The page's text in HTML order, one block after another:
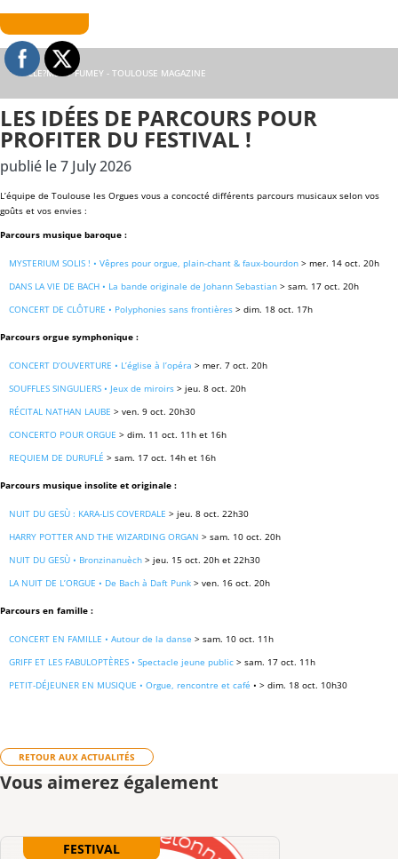
© CLE?MENT FUMEY - TOULOUSE MAGAZINE
LES IDÉES DE PARCOURS POUR
PROFITER DU FESTIVAL !
publié le 7 July 2026
L’équipe de Toulouse les Orgues vous a concocté différents parcours musicaux selon vos
goûts et vos envies :
Parcours musique baroque :
MYSTERIUM SOLIS ! • Vêpres pour orgue, plain-chant & faux-bourdon > mer. 14 oct. 20h
DANS LA VIE DE BACH • La bande originale de Johann Sebastian > sam. 17 oct. 20h
CONCERT DE CLÔTURE • Polyphonies sans frontières > dim. 18 oct. 17h
Parcours orgue symphonique :
CONCERT D’OUVERTURE • L’église à l’opéra > mer. 7 oct. 20h
SOUFFLES SINGULIERS • Jeux de miroirs > jeu. 8 oct. 20h
RÉCITAL NATHAN LAUBE > ven. 9 oct. 20h30
CONCERTO POUR ORGUE > dim. 11 oct. 11h et 16h
REQUIEM DE DURUFLÉ > sam. 17 oct. 14h et 16h
Parcours musique insolite et originale :
NUIT DU GESÙ : KARA-LIS COVERDALE > jeu. 8 oct. 22h30
HARRY POTTER AND THE WIZARDING ORGAN > sam. 10 oct. 20h
NUIT DU GESÙ • Bronzinanuèch > jeu. 15 oct. 20h et 22h30
LA NUIT DE L’ORGUE • De Bach à Daft Punk > ven. 16 oct. 20h
Parcours en famille :
CONCERT EN FAMILLE • Autour de la danse > sam. 10 oct. 11h
GRIFF ET LES FABULOPTÈRES • Spectacle jeune public > sam. 17 oct. 11h
PETIT-DÉJEUNER EN MUSIQUE • Orgue, rencontre et café • > dim. 18 oct. 10h30
RETOUR AUX ACTUALITÉS
Vous aimerez également
FESTIVAL